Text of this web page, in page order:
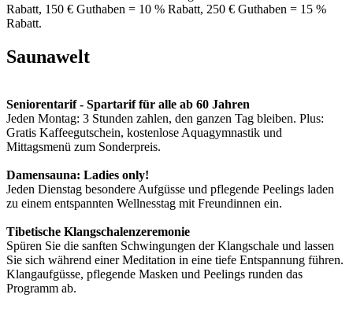
Rabatt, 150 € Guthaben = 10 % Rabatt, 250 € Guthaben = 15 %
Rabatt.
Saunawelt
Seniorentarif - Spartarif für alle ab 60 Jahren
Jeden Montag: 3 Stunden zahlen, den ganzen Tag bleiben. Plus:
Gratis Kaffeegutschein, kostenlose Aquagymnastik und
Mittagsmenü zum Sonderpreis.
Damensauna: Ladies only!
Jeden Dienstag besondere Aufgüsse und pflegende Peelings laden
zu einem entspannten Wellnesstag mit Freundinnen ein.
Tibetische Klangschalenzeremonie
Spüren Sie die sanften Schwingungen der Klangschale und lassen
Sie sich während einer Meditation in eine tiefe Entspannung führen.
Klangaufgüsse, pflegende Masken und Peelings runden das
Programm ab.